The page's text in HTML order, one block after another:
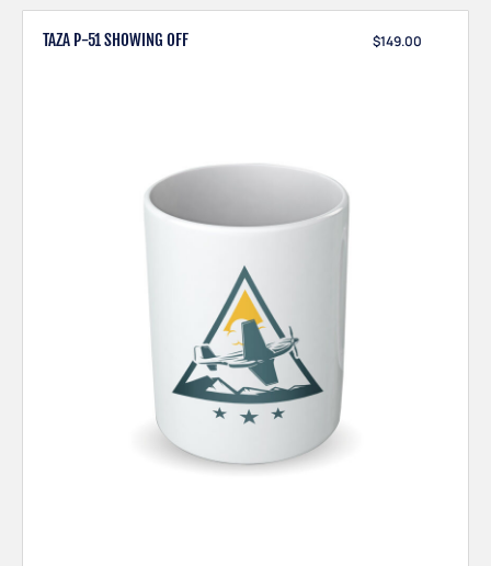
TAZA P-51 SHOWING OFF $149.00